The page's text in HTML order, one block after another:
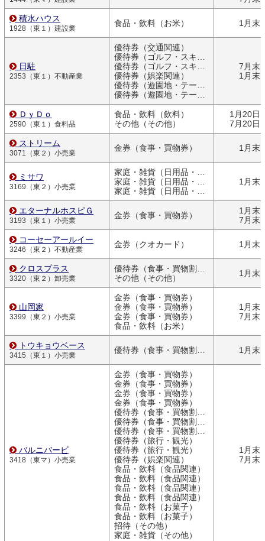
積水ハウス
1928（東１）建設業
食品・飲料（お米） 1月末
日駐
2353（東１）不動産業
優待券（交通関連）
優待券（ゴルフ・スキー）
優待券（ゴルフ・スキー）
優待券（娯楽関連）
優待券（遊園地・テーマパーク）
優待券（遊園地・テーマパーク）
7月末
1月末
ＤｙＤｏ
2590（東１）食料品
食品・飲料（飲料）
その他（その他）
1月20日
7月20日
ストリーム
3071（東２）小売業
金券（食事・買物券） 1月末
ミサワ
3169（東２）小売業
家庭・雑貨（日用品・文房具）
家庭・雑貨（日用品・文房具）
家庭・雑貨（日用品・文房具）
1月末
エターナルホスピＧ
3193（東１）小売業
金券（食事・買物券）
1月末
7月末
コーセーアールイー
3246（東２）不動産業
金券（クオカード） 1月末
クロスプラス
3320（東２）卸売業
優待券（食事・買物割引券）
その他（その他）
1月末
山岡家
3399（東２）小売業
金券（食事・買物券）
金券（食事・買物券）
金券（食事・買物券）
食品・飲料（お米）
1月末
7月末
トウキョウベース
3415（東１）小売業
優待券（食事・買物割引券） 1月末
バルニバービ
3418（東マ）小売業
金券（食事・買物券）
金券（食事・買物券）
金券（食事・買物券）
金券（食事・買物券）
優待券（食事・買物割引券）
優待券（食事・買物割引券）
優待券（食事・買物割引券）
優待券（旅行・観光）
優待券（旅行・観光）
優待券（娯楽関連）
食品・飲料（食品関連）
食品・飲料（食品関連）
食品・飲料（食品関連）
食品・飲料（食品関連）
食品・飲料（お菓子）
食品・飲料（お菓子）
招待（その他）
家庭・雑貨（その他）
1月末
7月末